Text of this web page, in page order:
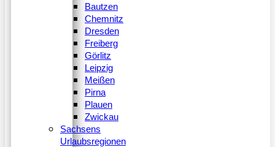
Bautzen
Chemnitz
Dresden
Freiberg
Görlitz
Leipzig
Meißen
Pirna
Plauen
Zwickau
Sachsens
Urlaubsregionen